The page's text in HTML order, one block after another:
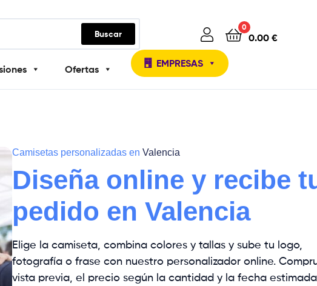
Buscar
0
0.00 €
Ofertas EMPRESAS
Camisetas personalizadas en Valencia
Diseña online y recibe
pedido en Valencia
Elige la camiseta, combina colores y tallas y sube tu logo,
fotografía o frase con nuestro personalizador online.
vista previa, el precio según la cantidad y la fecha